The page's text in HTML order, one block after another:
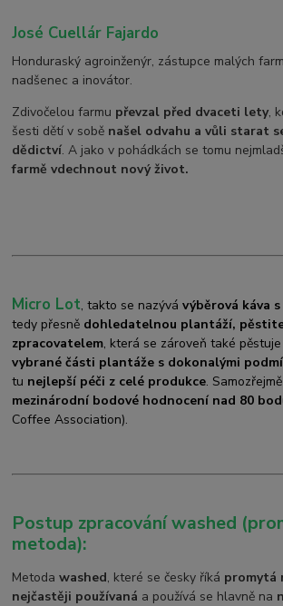
José Cuellár Fajardo
Honduraský agroinženýr, zástupce malých
nadšenec a inovátor.
Zdivočelou farmu převzal před dvaceti lety,
šesti dětí v sobě našel odvahu a vůli starat
dědictví. A jako v pohádkách se tomu
farmě vdechnout nový život.
Micro Lot, takto se nazývávýběrová káva
tedy přesně dohledatelnou plantáží,
zpracovatelem, která se zároveň také
vybrané části plantáže s dokonalými
tu nejlepší péči z celé produkce. Samozřejmě
mezinárodní bodové hodnocení nad 80
Coffee Association).
Postup zpracování washed
metoda):
Metodawashed, které se česky říká promytá
nejčastěji používaná a používá se hlavně na